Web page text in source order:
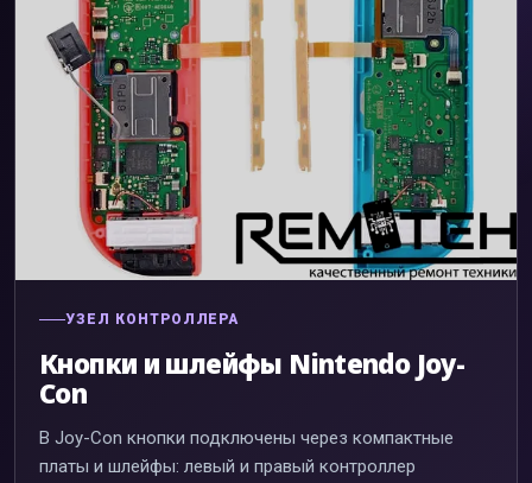
УЗЕЛ КОНТРОЛЛЕРА
Кнопки и шлейфы Nintendo Joy-
Con
В Joy-Con кнопки подключены через компактные
платы и шлейфы: левый и правый контроллер